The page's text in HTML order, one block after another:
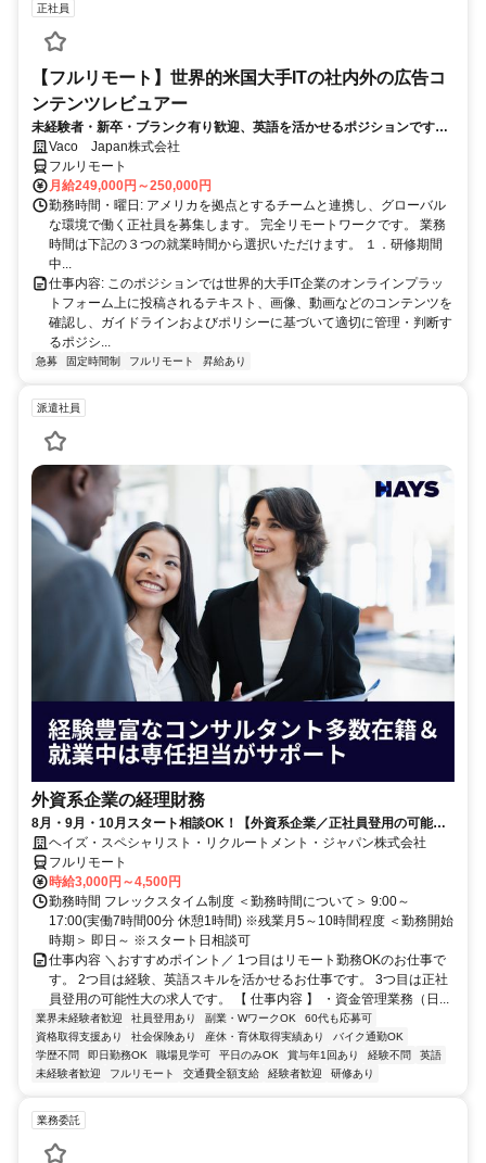
正社員
【フルリモート】世界的米国大手ITの社内外の広告コ
ンテンツレビュアー
未経験者・新卒・ブランク有り歓迎、英語を活かせるポジションです。
完全リモート
Vaco Japan株式会社
フルリモート
月給249,000円～250,000円
勤務時間・曜日: アメリカを拠点とするチームと連携し、グローバル
な環境で働く正社員を募集します。 完全リモートワークです。 業務
時間は下記の３つの就業時間から選択いただけます。 １．研修期間
中...
仕事内容: このポジションでは世界的大手IT企業のオンラインプラッ
トフォーム上に投稿されるテキスト、画像、動画などのコンテンツを
確認し、ガイドラインおよびポリシーに基づいて適切に管理・判断す
るポジシ...
急募 固定時間制 フルリモート 昇給あり
派遣社員
外資系企業の経理財務
8月・9月・10月スタート相談OK！【外資系企業／正社員登用の可能性
大／700万～800万／リモート勤務OK】経理財務
ヘイズ・スペシャリスト・リクルートメント・ジャパン株式会社
フルリモート
時給3,000円～4,500円
勤務時間 フレックスタイム制度 ＜勤務時間について＞ 9:00～
17:00(実働7時間00分 休憩1時間) ※残業月5～10時間程度 ＜勤務開始
時期＞ 即日～ ※スタート日相談可
仕事内容 ＼おすすめポイント／ 1つ目はリモート勤務OKのお仕事で
す。 2つ目は経験、英語スキルを活かせるお仕事です。 3つ目は正社
員登用の可能性大の求人です。 【 仕事内容 】 ・資金管理業務（日...
業界未経験者歓迎 社員登用あり 副業・WワークOK
60代も応募可
資格取得支援あり
社会保険あり 産休・育休取得実績あり
バイク通勤OK
学歴不問
即日勤務OK 職場見学可 平日のみOK 賞与年1回あり 経験不問
英語
未経験者歓迎
フルリモート 交通費全額支給 経験者歓迎 研修あり
業務委託